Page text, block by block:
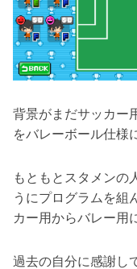
背景がまだサッカー
をバレーボール仕様
もともとスタメンの
うにプログラムを組
カー用からバレー用
過去の自分に感謝し